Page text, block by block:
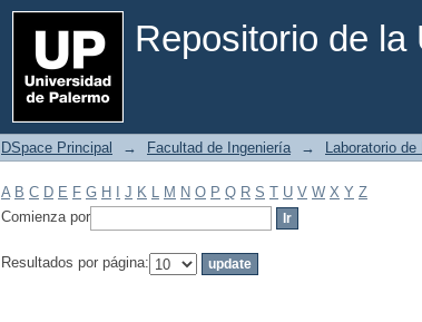
Repositorio de la
Filtrar por: Materia
DSpace Principal → Facultad de Ingeniería → Laboratorio
A B C D E F G H J K L M N O P Q R S T U V W X Y Z
Comienza por
Resultados por página: